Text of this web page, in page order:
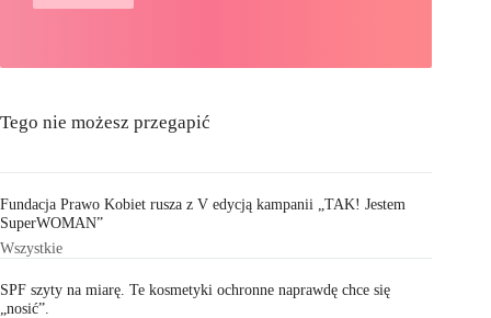
Tego nie możesz przegapić
Fundacja Prawo Kobiet rusza z V edycją kampanii „TAK! Jestem
SuperWOMAN”
Wszystkie
SPF szyty na miarę. Te kosmetyki ochronne naprawdę chce się
„nosić”.